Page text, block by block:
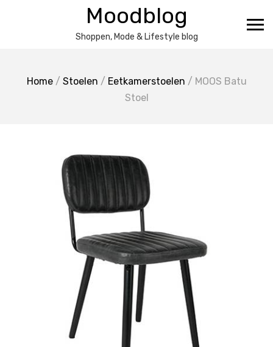
Moodblog
Shoppen, Mode & Lifestyle blog
Home/ Stoelen / Eetkamerstoelen / MOOS Batu
Stoel